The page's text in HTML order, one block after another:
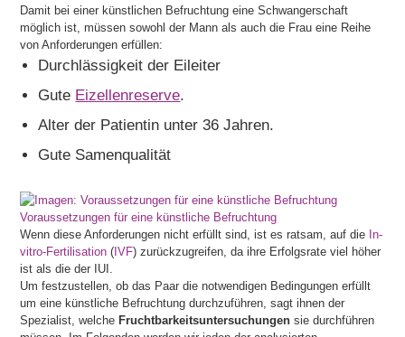
Damit bei einer künstlichen Befruchtung eine Schwangerschaft
möglich ist, müssen sowohl der Mann als auch die Frau eine Reihe
von Anforderungen erfüllen:
Durchlässigkeit der Eileiter
Gute Eizellenreserve.
Alter der Patientin unter 36 Jahren.
Gute Samenqualität
Voraussetzungen für eine künstliche Befruchtung
Wenn diese Anforderungen nicht erfüllt sind, ist es ratsam, auf die In-
vitro-Fertilisation ( IVF) zurückzugreifen, da ihre Erfolgsrate viel höher
ist als die der IUI.
Um festzustellen, ob das Paar die notwendigen Bedingungen erfüllt
um eine künstliche Befruchtung durchzuführen, sagt ihnen der
Spezialist, welche Fruchtbarkeitsuntersuchungen sie durchführen